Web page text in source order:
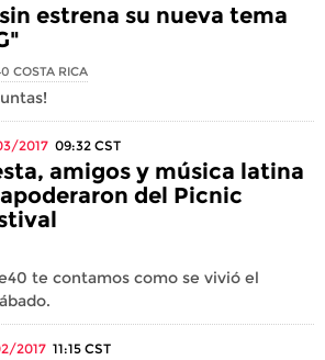
estrena su nueva tema
COSTA RICA
2017 09:32 CST
amigos y música latina
del Picnic
te contamos como se vivió el
2017 11:15 CST